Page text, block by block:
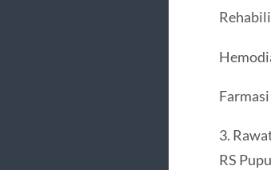
3.
RS